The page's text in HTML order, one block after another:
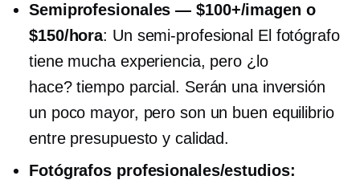
Semiprofesionales — $100+/imagen o
$150/hora: Un semi-profesional El fotógrafo
tiene mucha experiencia, pero ¿lo
hace?tiempo parcial. Serán una inversión
un poco mayor, pero son un buen equilibrio
entre presupuesto y calidad.
Fotógrafos profesionales/estudios: